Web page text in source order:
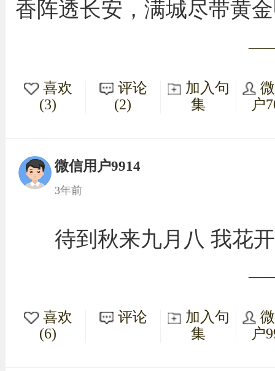
香阵透长安，满城尽带黄
喜欢
(3)
评论
(2)
加入句
集
户
微信用户9914
3年前
待到秋来九月八 我花
喜欢
(6)
评论
加入句
集
户